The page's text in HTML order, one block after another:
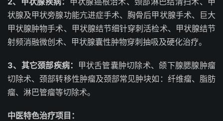
状腺及甲状旁腺功能亢进症手术、胸骨后甲状腺手术、巨大
甲状腺肿物手术、甲状腺结节细针穿刺活检术、甲状腺结节
射频消融微创术、甲状腺囊性肿物穿刺抽吸及硬化治疗。
3、其它颈部疾病：
甲状舌管囊肿切除术、颌下腺腮腺肿瘤
切除术、颈部转移性肿瘤及颈部常见肿块如：纤维瘤、脂肪
瘤、淋巴管瘤等切除术。
中医特色治疗项目：